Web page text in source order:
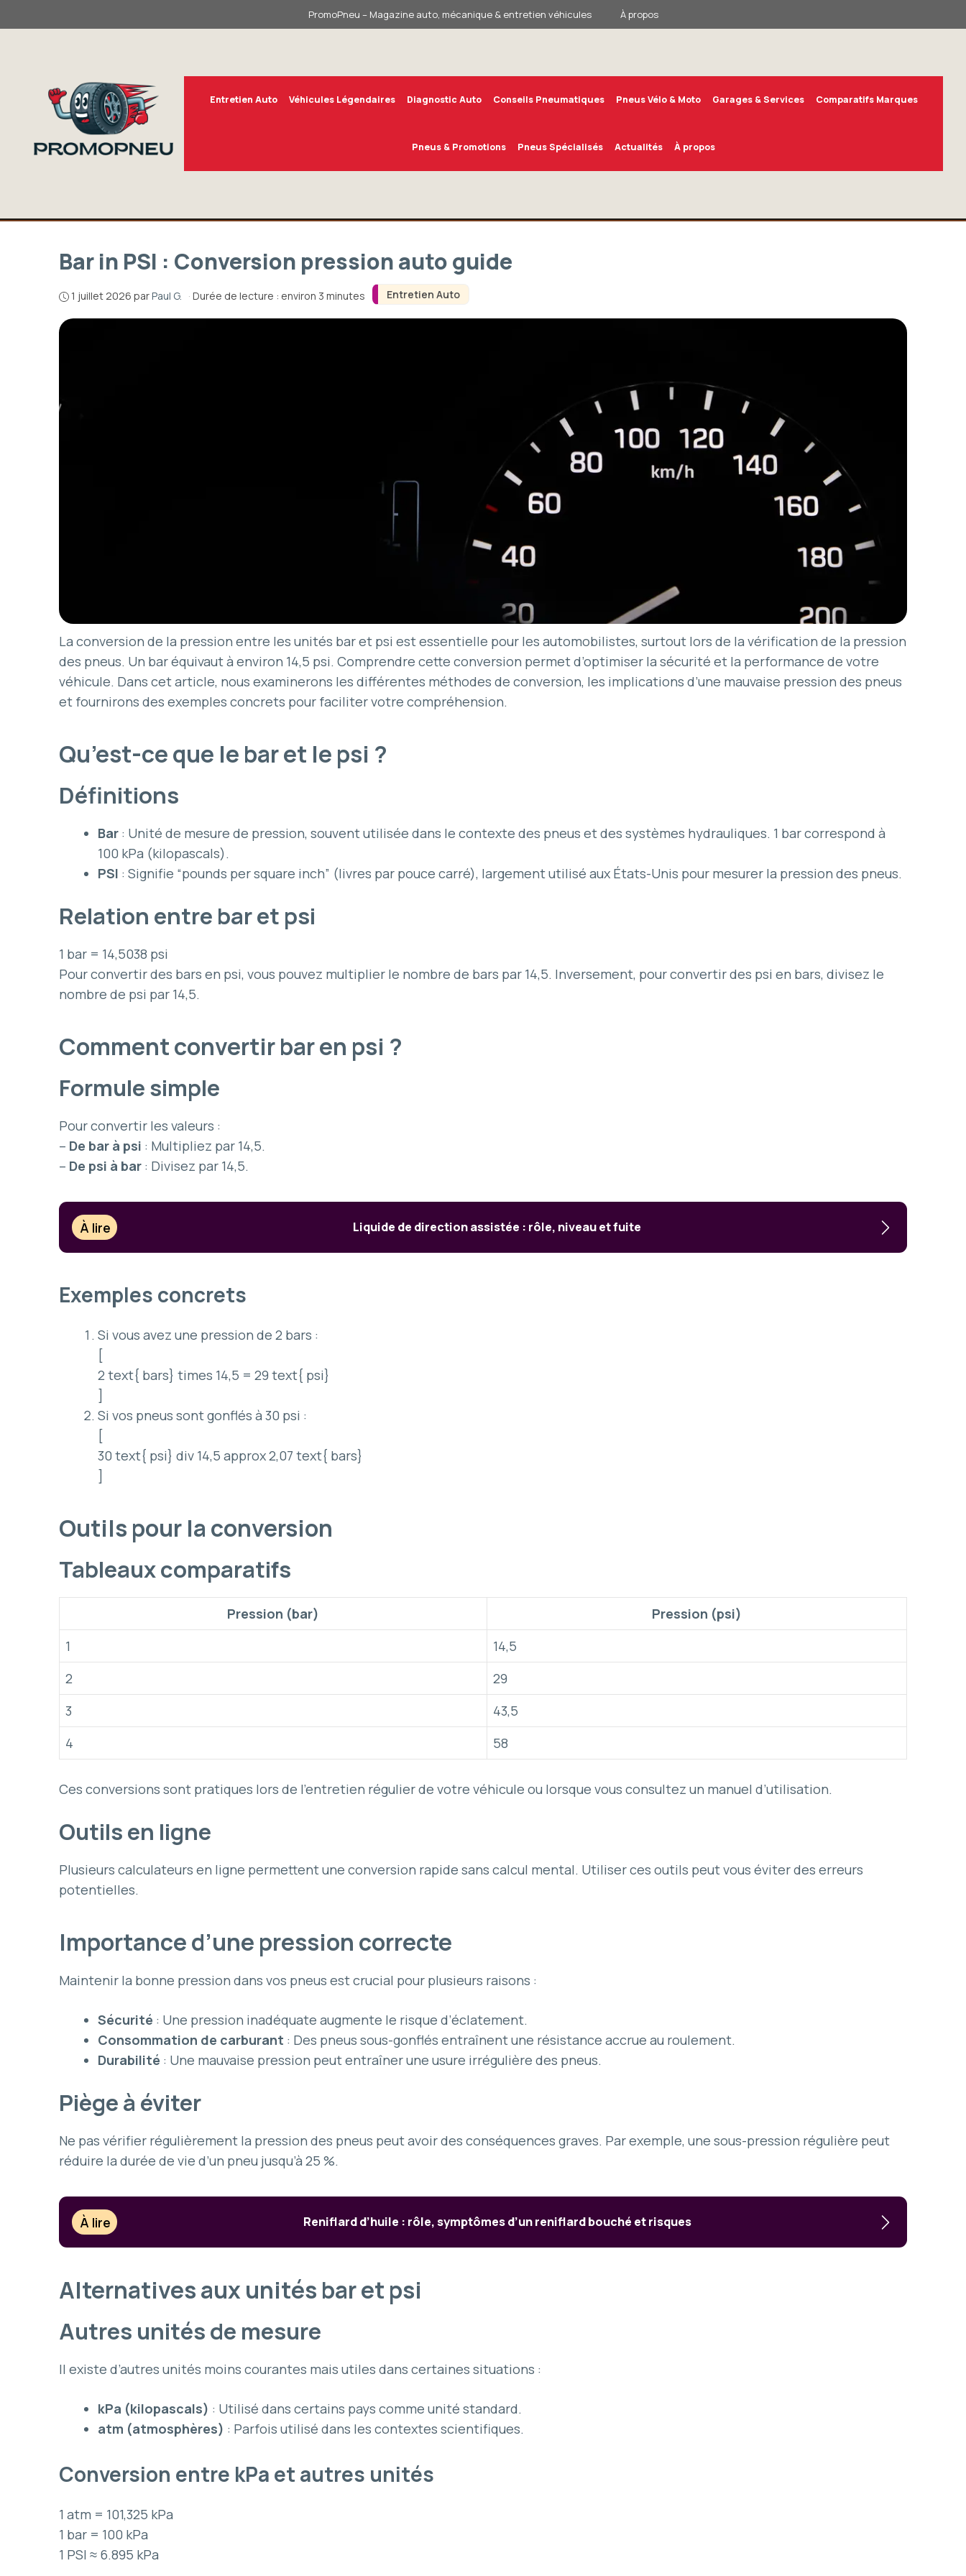
au
PromoPneu – Magazine auto, mécanique & entretien véhicules À propos
Entretien Auto Véhicules Légendaires Diagnostic Auto Conseils Pneumatiques Pneus Vélo & Moto Garages & Services Comparatifs Marques
Pneus & Promotions Pneus Spécialisés Actualités À propos
Entretien Auto
Bar in PSI : Conversion pression auto guide
1 juillet 2026 parPaul G. · Durée de lecture : environ 3 minutes
La conversion de la pression entre les unités bar et psi est essentielle pour les automobilistes, surtout lors de la vérification de la pression
des pneus. Un bar équivaut à environ 14,5 psi. Comprendre cette conversion permet d’optimiser la sécurité et la performance de votre
véhicule. Dans cet article, nous examinerons les différentes méthodes de conversion, les implications d’une mauvaise pression des pneus
et fournirons des exemples concrets pour faciliter votre compréhension.
Qu’est-ce que le bar et le psi ?
Définitions
Bar : Unité de mesure de pression, souvent utilisée dans le contexte des pneus et des systèmes hydrauliques. 1 bar correspond à
100 kPa (kilopascals).
PSI : Signifie “pounds per square inch” (livres par pouce carré), largement utilisé aux États-Unis pour mesurer la pression des pneus.
Relation entre bar et psi
1 bar = 14,5038 psi
Pour convertir des bars en psi, vous pouvez multiplier le nombre de bars par 14,5. Inversement, pour convertir des psi en bars, divisez le
nombre de psi par 14,5.
Comment convertir bar en psi ?
Formule simple
Pour convertir les valeurs :
– De bar à psi : Multipliez par 14,5.
– De psi à bar : Divisez par 14,5.
À lire Liquide de direction assistée : rôle, niveau et fuite
Exemples concrets
Si vous avez une pression de 2 bars :
[
2 text{ bars} times 14,5 = 29 text{ psi}
]
Si vos pneus sont gonflés à 30 psi :
[
30 text{ psi} div 14,5 approx 2,07 text{ bars}
]
Outils pour la conversion
Tableaux comparatifs
Pression (bar)
Pression (psi)
1
14,5
2
29
3
43,5
4
58
Ces conversions sont pratiques lors de l’entretien régulier de votre véhicule ou lorsque vous consultez un manuel d’utilisation.
Outils en ligne
Plusieurs calculateurs en ligne permettent une conversion rapide sans calcul mental. Utiliser ces outils peut vous éviter des erreurs
potentielles.
Importance d’une pression correcte
Maintenir la bonne pression dans vos pneus est crucial pour plusieurs raisons :
Sécurité : Une pression inadéquate augmente le risque d’éclatement.
Consommation de carburant : Des pneus sous-gonflés entraînent une résistance accrue au roulement.
Durabilité : Une mauvaise pression peut entraîner une usure irrégulière des pneus.
Piège à éviter
Ne pas vérifier régulièrement la pression des pneus peut avoir des conséquences graves. Par exemple, une sous-pression régulière peut
réduire la durée de vie d’un pneu jusqu’à 25 %.
À lire Reniflard d’huile : rôle, symptômes d’un reniflard bouché et risques
Alternatives aux unités bar et psi
Autres unités de mesure
Il existe d’autres unités moins courantes mais utiles dans certaines situations :
kPa (kilopascals) : Utilisé dans certains pays comme unité standard.
atm (atmosphères) : Parfois utilisé dans les contextes scientifiques.
Conversion entre kPa et autres unités
1 atm = 101,325 kPa
1 bar = 100 kPa
1 PSI ≈ 6.895 kPa